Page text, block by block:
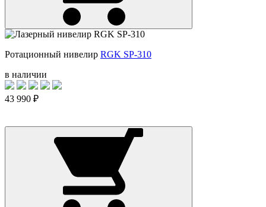
Ротационный нивелир RGK SP-310
в наличии
43 990 ₽